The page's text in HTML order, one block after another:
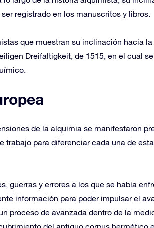
registrado en los manuscritos y libros.
que muestran su inclinación hacia
Dreifaltigkeit, de 1515, en el cual
de la alquimia se manifestaron
trabajo para diferenciar cada una de
guerras y errores a los que se había
información para poder impulsar el
proceso de avanzada dentro de la
del antiguo corpus hermético